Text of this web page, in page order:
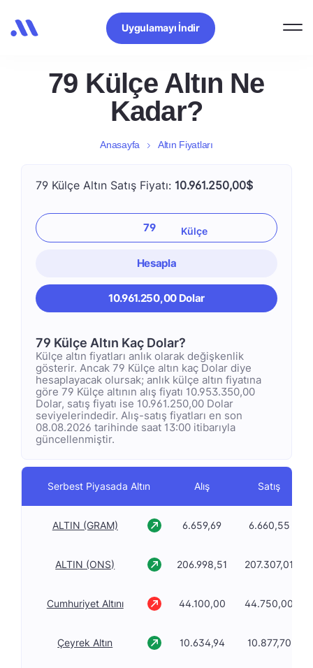
Uygulamayı İndir
79 Külçe Altın Ne
Kadar?
Anasayfa Altın Fiyatları
79 Külçe Altın Satış Fiyatı: 10.961.250,00$
Hesapla
10.961.250,00 Dolar
79 Külçe Altın Kaç Dolar?
Külçe altın fiyatları anlık olarak değişkenlik
gösterir. Ancak 79 Külçe altın kaç Dolar diye
hesaplayacak olursak; anlık külçe altın fiyatına
göre 79 Külçe altının alış fiyatı 10.953.350,00
Dolar, satış fiyatı ise 10.961.250,00 Dolar
seviyelerindedir. Alış-satış fiyatları en son
08.08.2026 tarihinde saat 13:00 itibarıyla
güncellenmiştir.
Serbest Piyasada Altın Alış Satış
ALTIN (GRAM) 6.659,69 6.660,55
ALTIN (ONS) 206.998,51 207.307,01
Cumhuriyet Altını 44.100,00 44.750,00
Çeyrek Altın 10.634,94 10.877,70